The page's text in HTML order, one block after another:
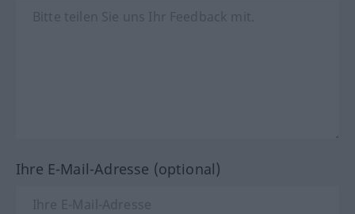
Ihre E-Mail-Adresse (optional)